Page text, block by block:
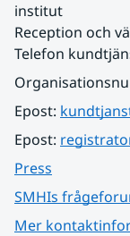
institut
Reception och
Telefon
Epost:
Epost:
Press
SMHIs
Mer